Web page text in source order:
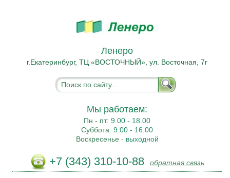
Ленеро
г.Екатеринбург, ТЦ «ВОСТОЧНЫЙ», ул. Восточная, 7г
Мы работаем:
Пн - пт:9.00 - 18.00
Суббота:9:00 - 16:00
Воскресенье - выходной
+7 (343) 310-10-88 обратная связь